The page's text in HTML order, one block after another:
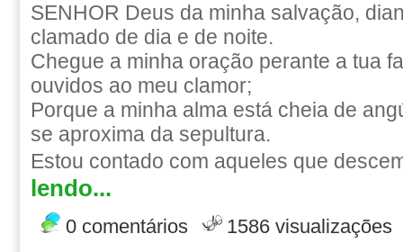
SENHOR Deus da minha salvação,
clamado de dia e de noite.
Chegue a minha oração perante a tua
ouvidos ao meu clamor;
Porque a minha alma está cheia de
se aproxima da sepultura.
Estou contado com aqueles que
lendo...
0 comentários 1586 visualizações